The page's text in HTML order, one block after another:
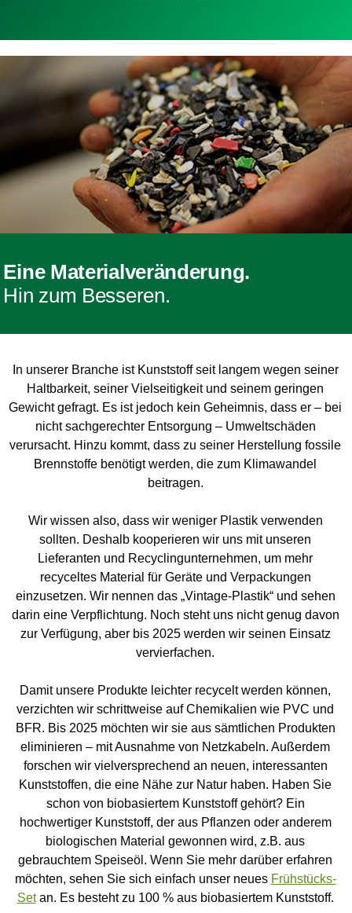
Eine Materialveränderung.
Hin zum Besseren.
In unserer Branche ist Kunststoff seit langem wegen seiner
Haltbarkeit, seiner Vielseitigkeit und seinem geringen
Gewicht gefragt. Es ist jedoch kein Geheimnis, dass er – bei
nicht sachgerechter Entsorgung – Umweltschäden
verursacht. Hinzu kommt, dass zu seiner Herstellung fossile
Brennstoffe benötigt werden, die zum Klimawandel
beitragen.
Wir wissen also, dass wir weniger Plastik verwenden
sollten. Deshalb kooperieren wir uns mit unseren
Lieferanten und Recyclingunternehmen, um mehr
recyceltes Material für Geräte und Verpackungen
einzusetzen. Wir nennen das „Vintage-Plastik“ und sehen
darin eine Verpflichtung. Noch steht uns nicht genug davon
zur Verfügung, aber bis 2025 werden wir seinen Einsatz
vervierfachen.
Damit unsere Produkte leichter recycelt werden können,
verzichten wir schrittweise auf Chemikalien wie PVC und
BFR. Bis 2025 möchten wir sie aus sämtlichen Produkten
eliminieren – mit Ausnahme von Netzkabeln. Außerdem
forschen wir vielversprechend an neuen, interessanten
Kunststoffen, die eine Nähe zur Natur haben. Haben Sie
schon von biobasiertem Kunststoff gehört? Ein
hochwertiger Kunststoff, der aus Pflanzen oder anderem
biologischen Material gewonnen wird, z.B. aus
gebrauchtem Speiseöl. Wenn Sie mehr darüber erfahren
möchten, sehen Sie sich einfach unser neues Frühstücks-
Setan. Es besteht zu 100 % aus biobasiertem Kunststoff.